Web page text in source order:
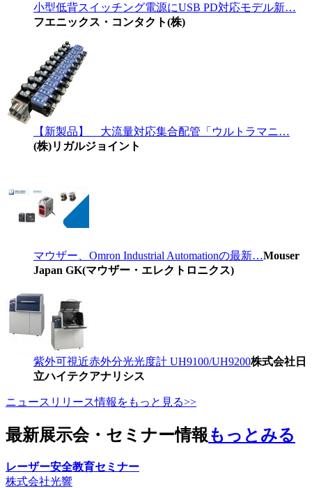
小型低背スイッチング電源にUSB PD対応モデル新…
フエニックス・コンタクト(株)
【新製品】 大流量対応集合配管「ウルトラマニ…
(株)リガルジョイント
マウザー、Omron Industrial Automationの最新…Mouser
Japan GK(マウザー・エレクトロニクス)
紫外可視近赤外分光光度計 UH9100/UH9200株式会社日
立ハイテクアナリシス
ニュースリリース情報をもっと見る>>
最新展示会・セミナー情報もっとみる
レーザー安全教育セミナー
株式会社光響